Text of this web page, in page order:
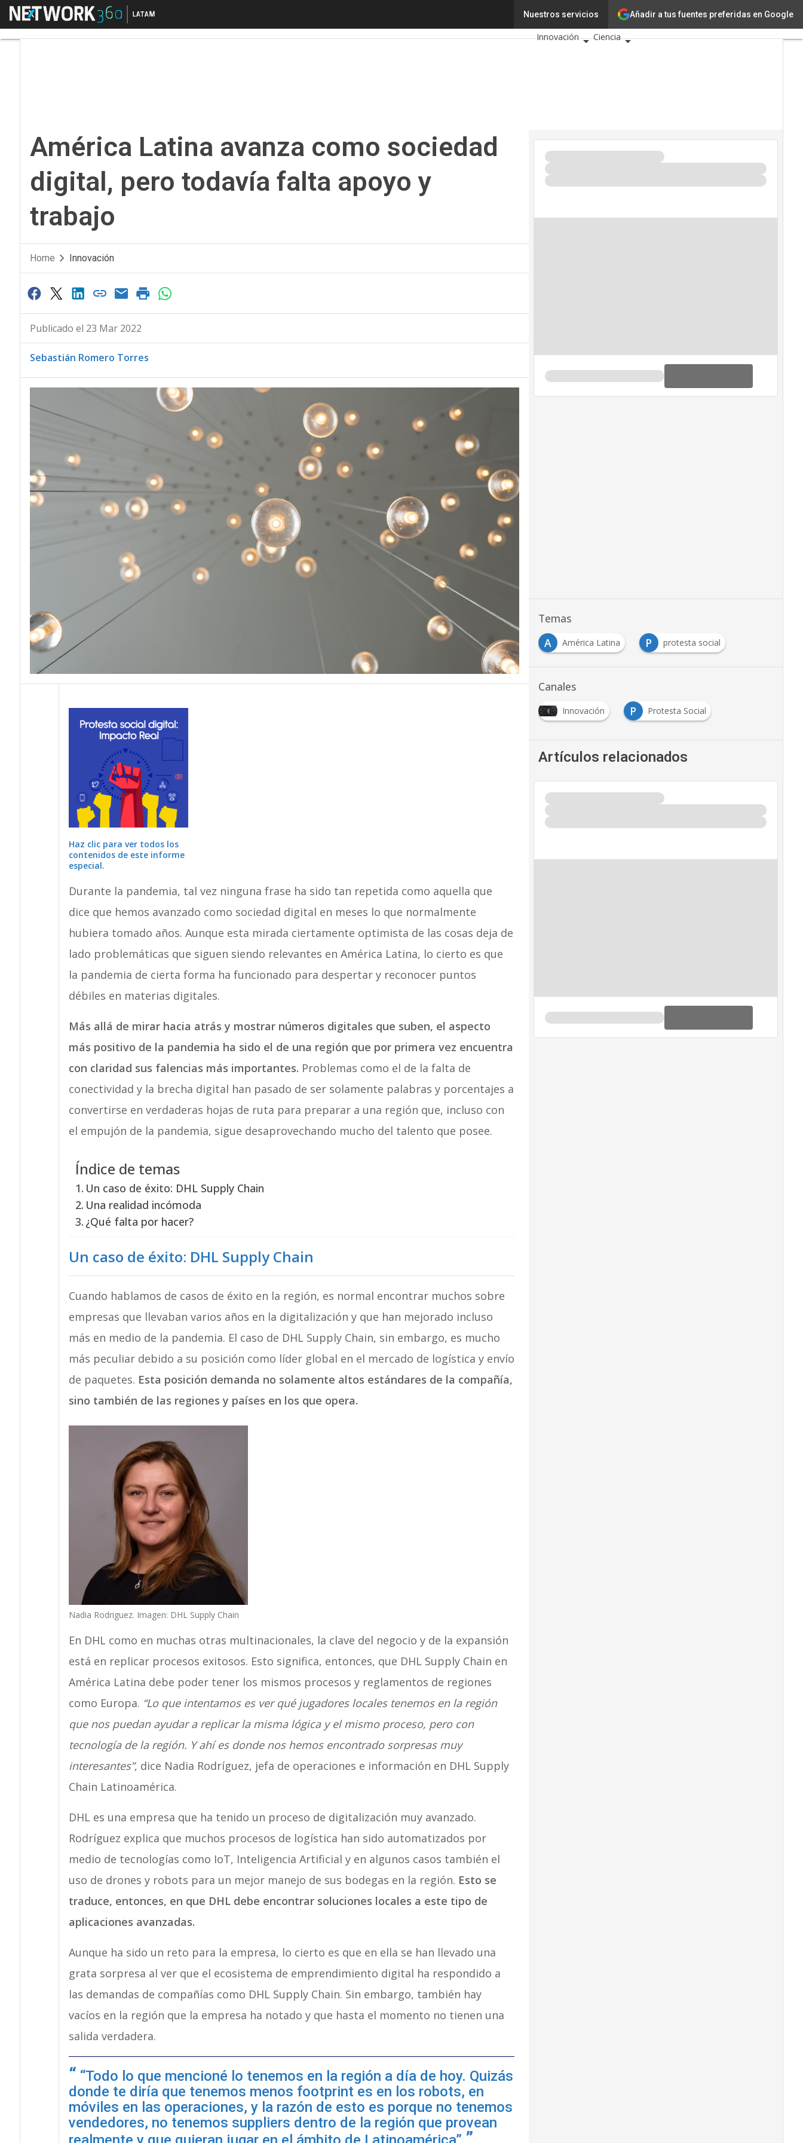
Añadir a tus fuentes preferidas en Google
Nuestros servicios
Menú América Latina avanza como sociedad digital, pero todavía falta apoyo y trabajoTecnología
Innovación
Ciencia
América Latina avanza como sociedad
digital, pero todavía falta apoyo y
trabajo
Home Innovación
Publicado el 23 Mar 2022
Sebastián Romero Torres
Haz clic para ver todos los
contenidos de este informe
especial.
Durante la pandemia, tal vez ninguna frase ha sido tan repetida como aquella que
dice que hemos avanzado como sociedad digital en meses lo que normalmente
hubiera tomado años. Aunque esta mirada ciertamente optimista de las cosas deja de
lado problemáticas que siguen siendo relevantes en América Latina, lo cierto es que
la pandemia de cierta forma ha funcionado para despertar y reconocer puntos
débiles en materias digitales.
Más allá de mirar hacia atrás y mostrar números digitales que suben, el aspecto
más positivo de la pandemia ha sido el de una región que por primera vez encuentra
con claridad sus falencias más importantes. Problemas como el de la falta de
conectividad y la brecha digital han pasado de ser solamente palabras y porcentajes a
convertirse en verdaderas hojas de ruta para preparar a una región que, incluso con
el empujón de la pandemia, sigue desaprovechando mucho del talento que posee.
Índice de temas
Un caso de éxito: DHL Supply Chain
Una realidad incómoda
¿Qué falta por hacer?
Un caso de éxito: DHL Supply Chain
Cuando hablamos de casos de éxito en la región, es normal encontrar muchos sobre
empresas que llevaban varios años en la digitalización y que han mejorado incluso
más en medio de la pandemia. El caso de DHL Supply Chain, sin embargo, es mucho
más peculiar debido a su posición como líder global en el mercado de logística y envío
de paquetes. Esta posición demanda no solamente altos estándares de la compañía,
sino también de las regiones y países en los que opera.
Nadia Rodriguez. Imagen: DHL Supply Chain
En DHL como en muchas otras multinacionales, la clave del negocio y de la expansión
está en replicar procesos exitosos. Esto significa, entonces, que DHL Supply Chain en
América Latina debe poder tener los mismos procesos y reglamentos de regiones
como Europa. “Lo que intentamos es ver qué jugadores locales tenemos en la región
que nos puedan ayudar a replicar la misma lógica y el mismo proceso, pero con
tecnología de la región. Y ahí es donde nos hemos encontrado sorpresas muy
interesantes”, dice Nadia Rodríguez, jefa de operaciones e información en DHL Supply
Chain Latinoamérica.
DHL es una empresa que ha tenido un proceso de digitalización muy avanzado.
Rodríguez explica que muchos procesos de logística han sido automatizados por
medio de tecnologías como IoT, Inteligencia Artificial y en algunos casos también el
uso de drones y robots para un mejor manejo de sus bodegas en la región. Esto se
traduce, entonces, en que DHL debe encontrar soluciones locales a este tipo de
aplicaciones avanzadas.
Aunque ha sido un reto para la empresa, lo cierto es que en ella se han llevado una
grata sorpresa al ver que el ecosistema de emprendimiento digital ha respondido a
las demandas de compañías como DHL Supply Chain. Sin embargo, también hay
vacíos en la región que la empresa ha notado y que hasta el momento no tienen una
salida verdadera.
“Todo lo que mencioné lo tenemos en la región a día de hoy. Quizás
donde te diría que tenemos menos footprint es en los robots, en
móviles en las operaciones, y la razón de esto es porque no tenemos
vendedores, no tenemos suppliers dentro de la región que provean
Temas
A
América Latina P protesta social
Canales
Innovación P Protesta Social
Artículos relacionados